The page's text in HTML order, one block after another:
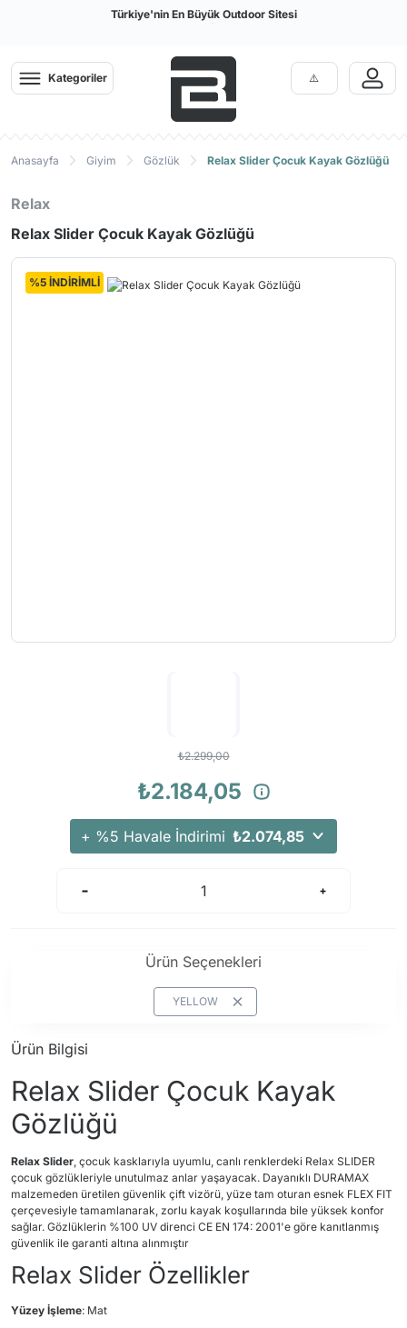
Türkiye'nin En Büyük Outdoor Sitesi
Kategoriler
Anasayfa Giyim Gözlük Relax Slider Çocuk Kayak Gözlüğü
Relax
Relax Slider Çocuk Kayak Gözlüğü
%5 İNDİRİMLİ
₺2.299,00
₺2.184,05
+ %5 Havale İndirimi ₺2.074,85
Ürün Seçenekleri
YELLOW
Ürün Bilgisi
Relax Slider Çocuk Kayak
Gözlüğü
Relax Slider, çocuk kasklarıyla uyumlu, canlı renklerdeki Relax SLIDER
çocuk gözlükleriyle unutulmaz anlar yaşayacak. Dayanıklı DURAMAX
malzemeden üretilen güvenlik çift vizörü, yüze tam oturan esnek FLEX FIT
çerçevesiyle tamamlanarak, zorlu kayak koşullarında bile yüksek konfor
sağlar. Gözlüklerin %100 UV direnci CE EN 174: 2001'e göre kanıtlanmış
güvenlik ile garanti altına alınmıştır
Relax Slider Özellikler
Yüzey İşleme: Mat